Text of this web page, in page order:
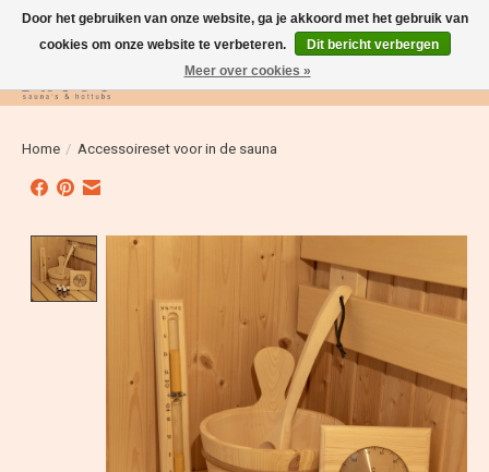
Verlanglijst
Home / Accessoireset voor in de sauna
Product image slideshow Items
Door het gebruiken van onze website, ga je akkoord met het gebruik van
cookies om onze website te verbeteren.
Dit bericht verbergen
Meer over cookies »